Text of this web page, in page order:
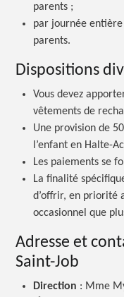
parents ;
par journée entière
parents.
Dispositions
Vous devez
vêtements de
Une provision de
l’enfant en Halte-
Les paiements se
La finalité
d’offrir, en priorité
occasionnel que
Adresse et
Saint-Job
Direction : Mme